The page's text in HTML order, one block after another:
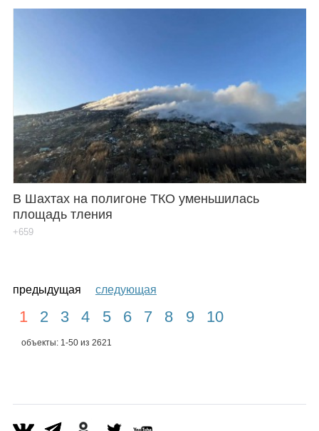
В Шахтах на полигоне ТКО уменьшилась
площадь тления
+659
предыдущая следующая
1 2 3 4 5 6 7 8 9 10
объекты: 1-50 из 2621